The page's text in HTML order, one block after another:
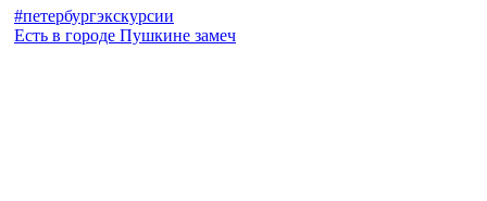
Есть в городе Пушкине замеч